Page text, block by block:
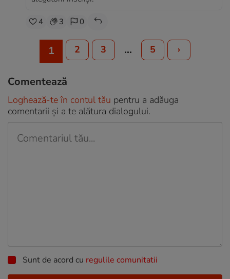
4 3 0
1 2 3 … 5 ›
Comentează
Loghează-te în contul tău pentru a adăuga
comentarii și a te alătura dialogului.
Sunt de acord cu regulile comunitatii